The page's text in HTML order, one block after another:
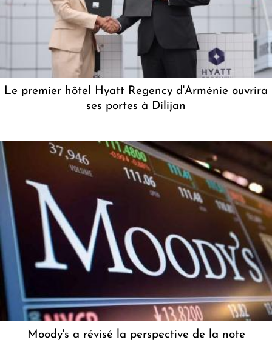
Le premier hôtel Hyatt Regency d'Arménie ouvrira
ses portes à Dilijan
Moody's a révisé la perspective de la note